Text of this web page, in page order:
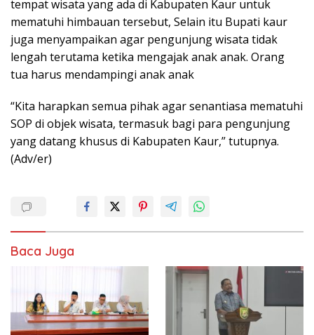
tempat wisata yang ada di Kabupaten Kaur untuk
mematuhi himbauan tersebut, Selain itu Bupati kaur
juga menyampaikan agar pengunjung wisata tidak
lengah terutama ketika mengajak anak anak. Orang
tua harus mendampingi anak anak
“Kita harapkan semua pihak agar senantiasa mematuhi
SOP di objek wisata, termasuk bagi para pengunjung
yang datang khusus di Kabupaten Kaur,” tutupnya.
(Adv/er)
Baca Juga